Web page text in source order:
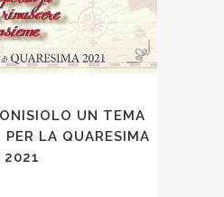
UN TEMA
LA QUARESIMA
2021